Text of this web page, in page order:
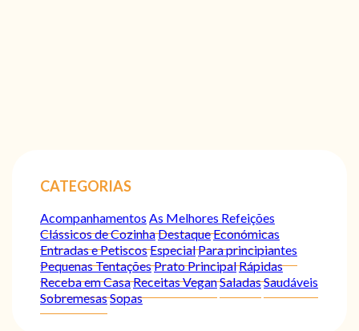
CATEGORIAS
Acompanhamentos As Melhores Refeições
Clássicos de CozinhaDestaqueEconómicas
Entradas e PetiscosEspecialPara principiantes
Pequenas TentaçõesPrato PrincipalRápidas
Receba em CasaReceitas VeganSaladasSaudáveis
SobremesasSopas